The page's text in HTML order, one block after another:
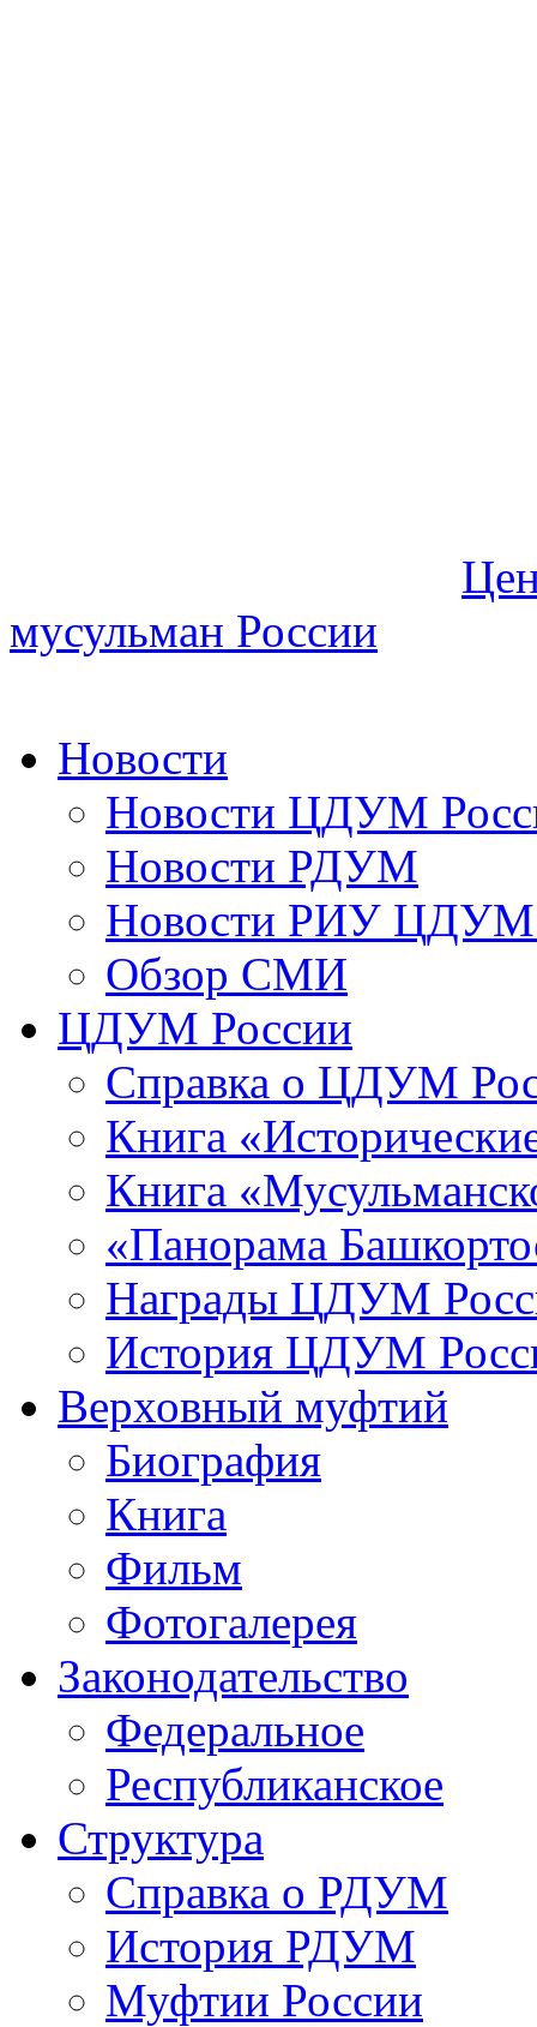
мусульман России
Новости
Новости ЦДУМ
Новости РДУМ
Новости РИУ ЦДУМ
Обзор СМИ
ЦДУМ России
Справка о ЦДУМ
Книга
Книга
«Панорама
Награды ЦДУМ
История ЦДУМ
Верховный муфтий
Биография
Книга
Фильм
Фотогалерея
Законодательство
Федеральное
Республиканское
Структура
Справка о РДУМ
История РДУМ
Муфтии России